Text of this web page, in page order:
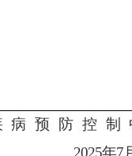
病预防控制
2025年7